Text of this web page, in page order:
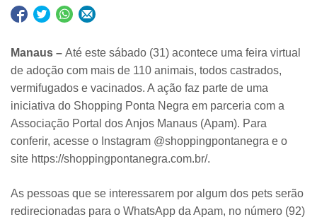
Manaus – Até este sábado (31) acontece uma feira virtual
de adoção com mais de 110 animais, todos castrados,
vermifugados e vacinados. A ação faz parte de uma
iniciativa do Shopping Ponta Negra em parceria com a
Associação Portal dos Anjos Manaus (Apam). Para
conferir, acesse o Instagram @shoppingpontanegra e o
site https://shoppingpontanegra.com.br/.
As pessoas que se interessarem por algum dos pets serão
redirecionadas para o WhatsApp da Apam, no número (92)